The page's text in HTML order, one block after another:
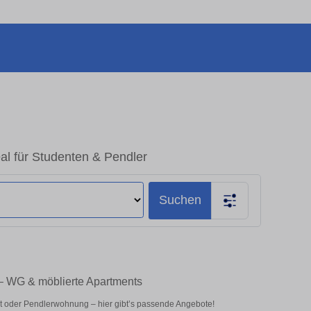
für Studenten & Pendler
Suchen
WG & möblierte Apartments
Pendlerwohnung – hier gibt’s passende Angebote!